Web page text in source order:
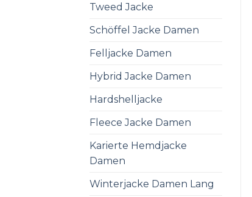
Tweed Jacke
Schöffel Jacke Damen
Felljacke Damen
Hybrid Jacke Damen
Hardshelljacke
Fleece Jacke Damen
Karierte Hemdjacke
Damen
Winterjacke Damen Lang